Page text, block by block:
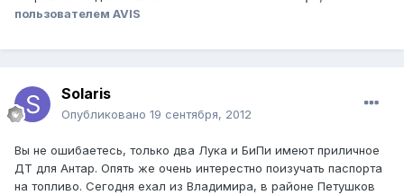
пользователем AVIS
Solaris
Опубликовано 19 сентября, 2012
Вы не ошибаетесь, только два Лука и БиПи имеют приличное
ДТ для Антар. Опять же очень интерестно поизучать паспорта
на топливо. Сегодня ехал из Владимира, в районе Петушков